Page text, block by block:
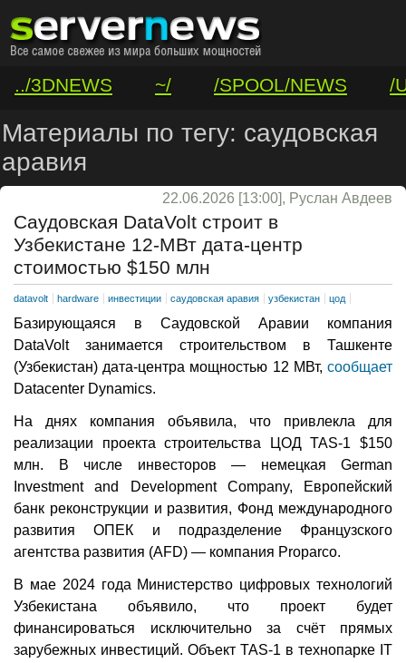
../3DNEWS ~/ /SPOOL/NEWS
/
/VAR/CONTACT
Материалы по тегу: саудовская
аравия
22.06.2026 [13:00], Руслан Авдеев
Саудовская DataVolt строит в
Узбекистане 12-МВт дата-центр
стоимостью $150 млн
datavolt hardware инвестиции саудовская аравия узбекистан цод
Базирующаяся в Саудовской Аравии компания
DataVolt занимается строительством в Ташкенте
(Узбекистан) дата-центра мощностью 12 МВт, сообщает
Datacenter Dynamics.
На днях компания объявила, что привлекла для
реализации проекта строительства ЦОД TAS-1 $150
млн. В числе инвесторов — немецкая German
Investment and Development Company, Европейский
банк реконструкции и развития, Фонд международного
развития ОПЕК и подразделение Французского
агентства развития (AFD) — компания Proparco.
В мае 2024 года Министерство цифровых технологий
Узбекистана объявило, что проект будет
финансироваться исключительно за счёт прямых
зарубежных инвестиций. Объект TAS-1 в технопарке IT